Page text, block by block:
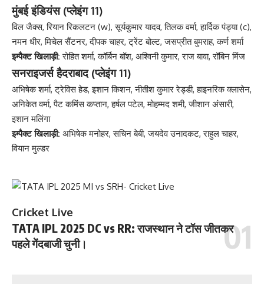
मुंबई इंडियंस (प्लेइंग 11)
विल जैक्स, रियान रिकलटन (w), सूर्यकुमार यादव, तिलक वर्मा, हार्दिक पंड्या (c),
नमन धीर, मिचेल सैंटनर, दीपक चाहर, ट्रेंट बोल्ट, जसप्रीत बुमराह, कर्ण शर्मा
इम्पैक्ट खिलाड़ी: रोहित शर्मा, कॉर्बिन बॉश, अश्विनी कुमार, राज बावा, रॉबिन मिंज
सनराइजर्स हैदराबाद (प्लेइंग 11)
अभिषेक शर्मा, ट्रेविस हेड, इशान किशन, नीतीश कुमार रेड्डी, हाइनरिक क्लासेन,
अनिकेत वर्मा, पैट कमिंस कप्तान, हर्षल पटेल, मोहम्मद शमी, जीशान अंसारी,
इशान मलिंगा
इम्पैक्ट खिलाड़ी: अभिषेक मनोहर, सचिन बेबी, जयदेव उनादकट, राहुल चाहर,
वियान मुल्डर
Cricket Live
TATA IPL 2025 DC vs RR: राजस्थान ने टॉस जीतकर
पहले गेंदबाजी चुनी।